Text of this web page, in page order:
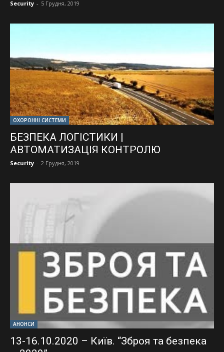
Security - 5 Грудня, 2019
ОХОРОННІ СИСТЕМИ
БЕЗПЕКА ЛОГІСТИКИ |
АВТОМАТИЗАЦІЯ КОНТРОЛЮ
Security - 2 Грудня, 2019
АНОНСИ
13-16.10.2020 – Київ. “Зброя та безпека